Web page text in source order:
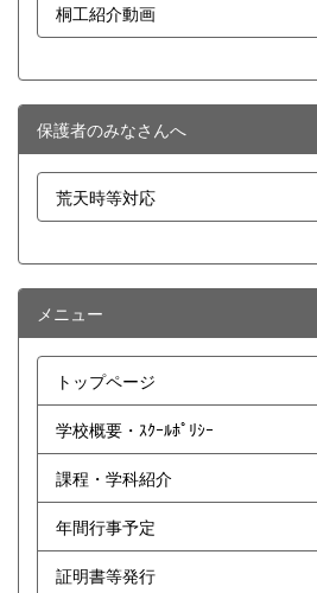
桐工紹介動画
保護者のみなさんへ
荒天時等対応
メニュー
トップページ
学校概要・ｽｸｰﾙﾎﾟﾘｼｰ
課程・学科紹介
年間行事予定
証明書等発行